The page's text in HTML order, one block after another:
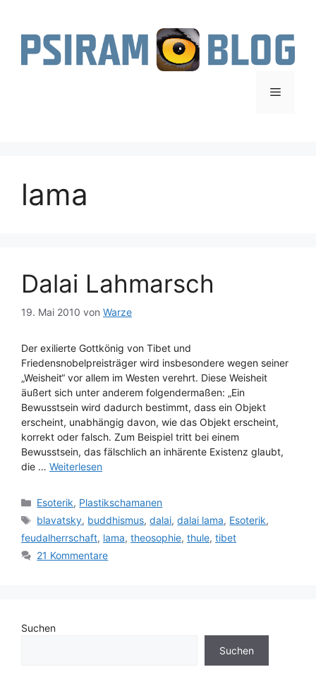
springen
Menü
lama
Dalai Lahmarsch
19. Mai 2010 von Warze
Der exilierte Gottkönig von Tibet und
Friedensnobelpreisträger wird insbesondere wegen seiner
„Weisheit“ vor allem im Westen verehrt. Diese Weisheit
äußert sich unter anderem folgendermaßen: „Ein
Bewusstsein wird dadurch bestimmt, dass ein Objekt
erscheint, unabhängig davon, wie das Objekt erscheint,
korrekt oder falsch. Zum Beispiel tritt bei einem
Bewusstsein, das fälschlich an inhärente Existenz glaubt,
die … Weiterlesen
Kategorien
Esoterik, Plastikschamanen
Schlagwörter
blavatsky, buddhismus,dalai,dalai lama, Esoterik,
feudalherrschaft, lama, theosophie, thule, tibet
21 Kommentare
Suchen
Suchen